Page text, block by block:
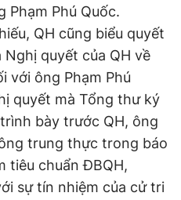
Phạm Phú Quốc.
QH cũng biểu quyết
quyết của QH về
với ông Phạm Phú
quyết mà Tổng thư ký
bày trước QH, ông
trung thực trong báo
tiêu chuẩn ĐBQH,
sự tín nhiệm của cử tri